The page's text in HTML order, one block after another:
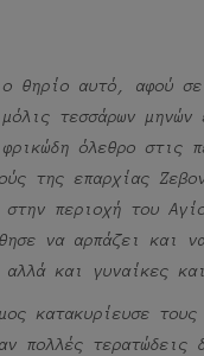
ο θηρίο αυτό, αφού σε
μόλις τεσσάρων μηνών
φρικώδη όλεθρο στις
της επαρχίας
στην περιοχή του
να αρπάζει και
και γυναίκες
κατακυρίευσε τους
πολλές τερατώδεις